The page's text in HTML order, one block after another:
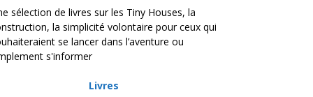
sélection de livres sur les Tiny Houses, la
la simplicité volontaire pour ceux qui
se lancer dans l’aventure ou
s'informer
Livres